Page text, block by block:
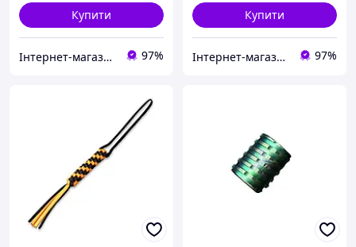
Купити
Інтернет-магазин euro-imports.com.ua 97%
Купити
Інтернет-магазин euro-imports.com.ua 97%